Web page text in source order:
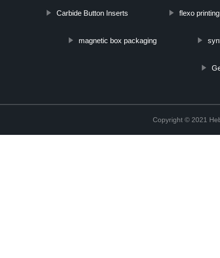
Carbide Button Inserts flexo
magnetic box packaging
Copyright © 2021